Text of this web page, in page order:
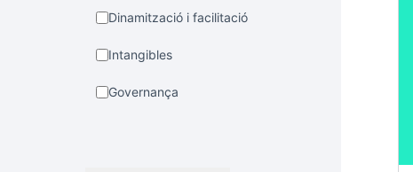
Dinamització i facilitació
Intangibles
Governança